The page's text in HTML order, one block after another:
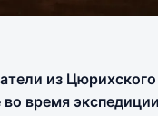
из
время